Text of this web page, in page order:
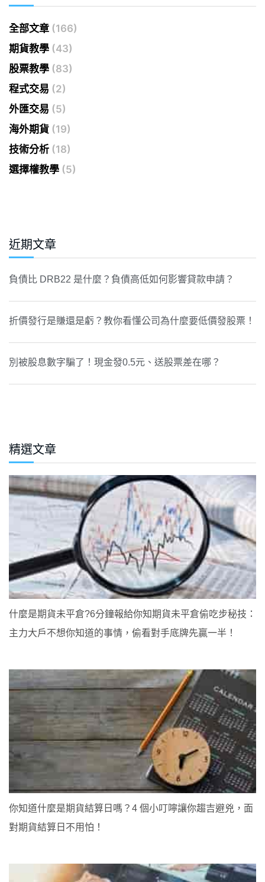
全部文章 (166)
期貨教學 (43)
股票教學 (83)
程式交易 (2)
外匯交易 (5)
海外期貨 (19)
技術分析 (18)
選擇權教學 (5)
近期文章
負債比 DRB22 是什麼？負債高低如何影響貸款申請？
折價發行是賺還是虧？教你看懂公司為什麼要低價發股票！
別被股息數字騙了！現金發0.5元、送股票差在哪？
精選文章
什麼是期貨未平倉?6分鐘報給你知期貨未平倉偷吃步秘技：
主力大戶不想你知道的事情，偷看對手底牌先贏一半！
你知道什麼是期貨結算日嗎？4 個小叮嚀讓你趨吉避兇，面
對期貨結算日不用怕！